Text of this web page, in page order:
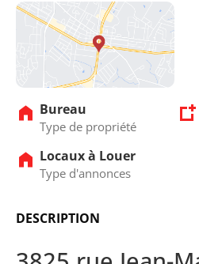
Bureau
Type de propriété
Locaux à Louer
Type d'annonces
DESCRIPTION